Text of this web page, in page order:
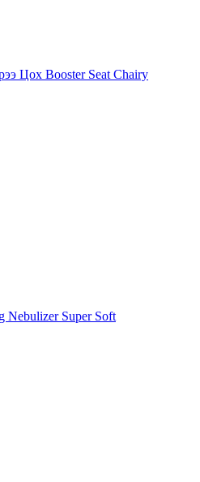
Цох Booster Seat Chairy
Nebulizer Super Soft